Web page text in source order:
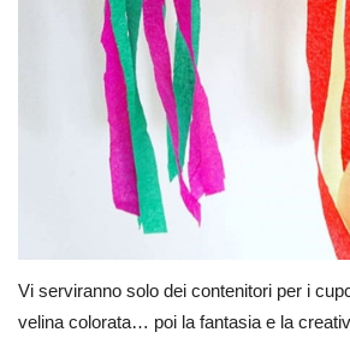
Vi serviranno solo dei contenitori per i
velina colorata… poi la fantasia e la